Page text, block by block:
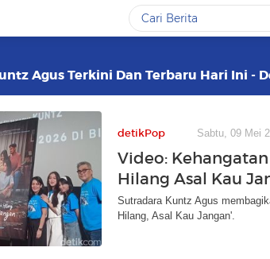
Agus Terkini Dan Terbaru Hari Ini -
detikPop Sabtu, 09 Mei
Video:
Hilang Asal Kau
Sutradara Kuntz Agus
Hilang, Asal Kau Jangan'.